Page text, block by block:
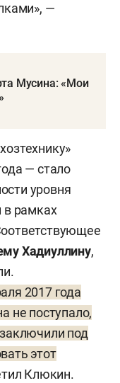
—
Мусина: «Мои
— стало
уровня
в рамках
Хадиуллину,
2017 года
не поступало,
под
этот
Клюкин.